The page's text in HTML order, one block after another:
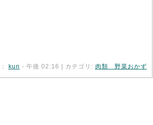
kun - 午後 02:16 | カテゴリ: 肉類 野菜おかず